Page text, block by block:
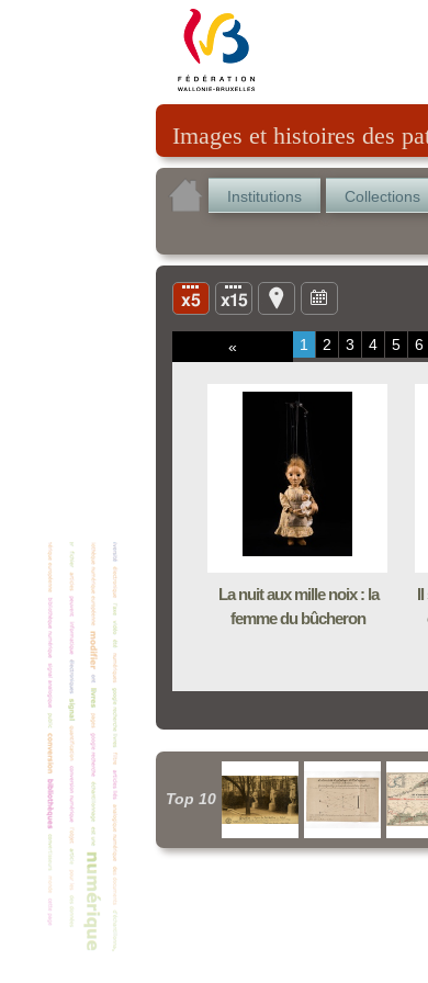
Images et histoires des
Institutions Collections
« 1 2 3 4 5 6
La nuit aux mille noix : la
femme du bûcheron
Top 10